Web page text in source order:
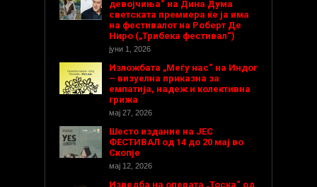
девојчиња“ на Дина Дума
светската премиера ќе ја има
на фестивалот на Роберт Де
Ниро („Трибека фестивал“)
јуни 1, 2026
Изложбата „Меѓу нас“ на Индог
– визуелна приказна за
емпатија, надеж и колективна
грижа
мај 27, 2026
Шесто издание на ЈЕС
ФЕСТИВАЛ од 14 до 20 мај во
Скопје
мај 12, 2026
Изведба на операта „Тоска“ од